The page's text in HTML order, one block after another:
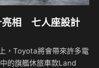
相 七人座設計
，Toyota將會帶來許多電
的旗艦休旅車款Land